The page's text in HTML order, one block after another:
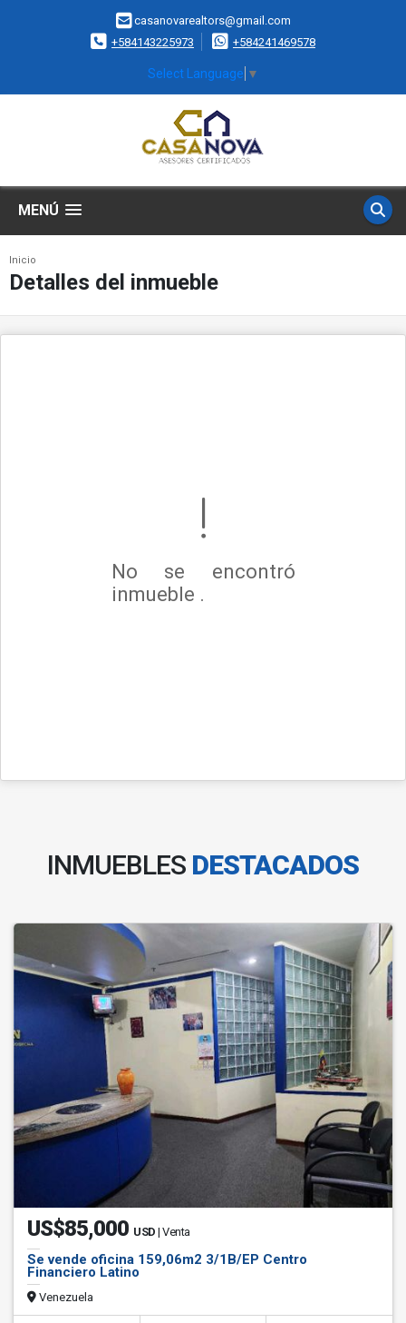
casanovarealtors@gmail.com
+584143225973
+584241469578
Select Language ▼
MENÚ
Inicio
Detalles del inmueble
No se encontró
inmueble .
INMUEBLES DESTACADOS
US$85,000 USD | Venta
Se vende oficina 159,06m2 3/1B/EP Centro
Financiero Latino
Venezuela